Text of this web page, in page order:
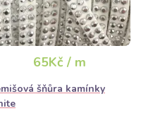
65Kč / m
šňůra kamínky